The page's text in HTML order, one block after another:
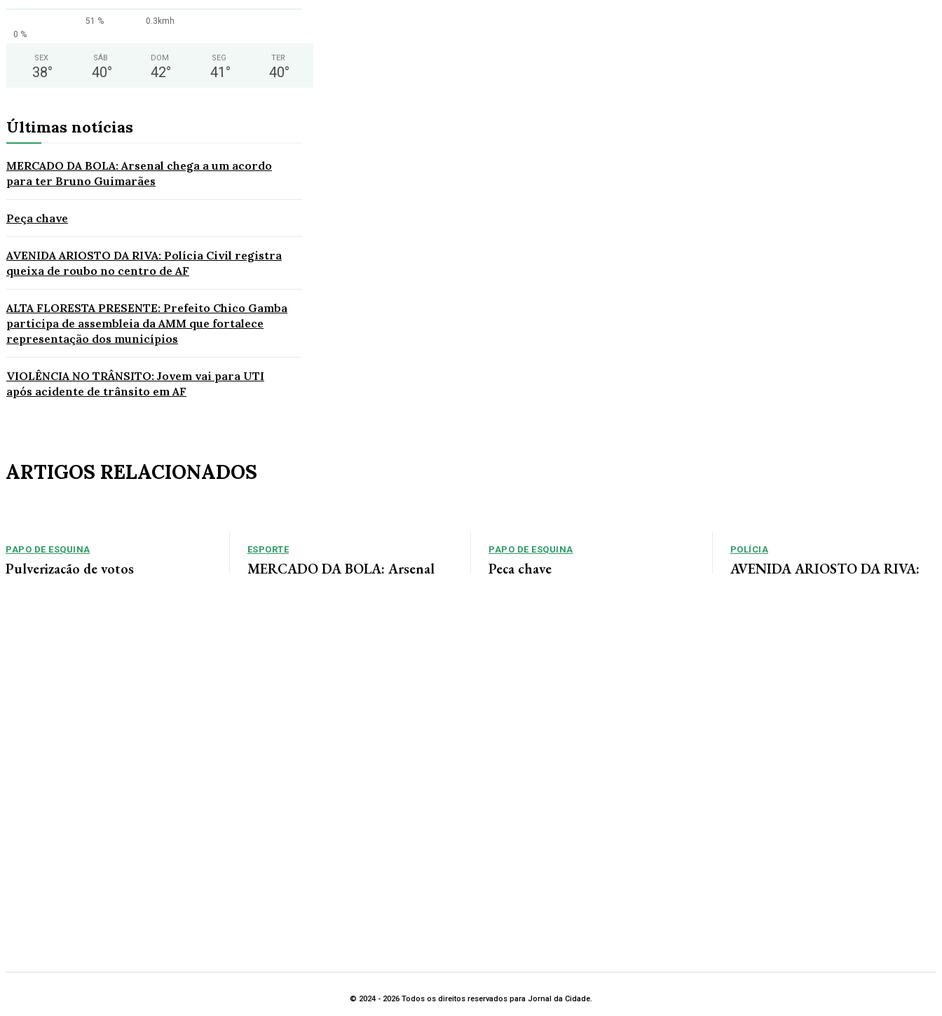
51 %
0.3kmh
0 %
SEX
38°
SÁB
40°
DOM
42°
SEG
41 °
TER
40°
Últimas notícias
MERCADO DA BOLA: Arsenal chega a um acordo
para ter Bruno Guimarães
Peça chave
AVENIDA ARIOSTO DA RIVA: Polícia Civil registra
queixa de roubo no centro de AF
ALTA FLORESTA PRESENTE: Prefeito Chico Gamba
participa de assembleia da AMM que fortalece
representação dos municípios
VIOLÊNCIA NO TRÂNSITO: Jovem vai para UTI
após acidente de trânsito em AF
ARTIGOS RELACIONADOS
PAPO DE ESQUINA
Pulverização de votos
ESPORTE
MERCADO DA BOLA: Arsenal
PAPO DE ESQUINA
Peça chave
POLÍCIA
AVENIDA ARIOSTO DA RIVA:
© 2024 - 2026 Todos os direitos reservados para Jornal da Cidade.